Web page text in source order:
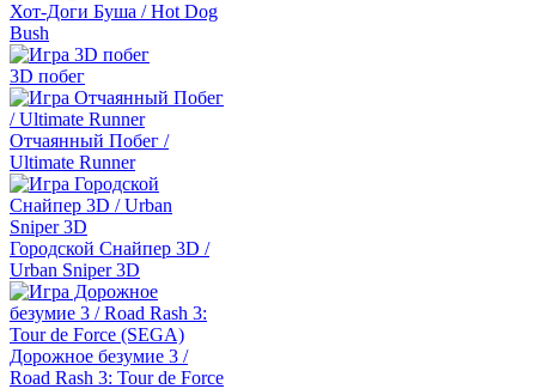
Хот-Доги Буша / Hot Dog
Bush
3D побег
Отчаянный Побег /
Ultimate Runner
Городской Снайпер 3D /
Urban Sniper 3D
Дорожное безумие 3 /
Road Rash 3: Tour de Force